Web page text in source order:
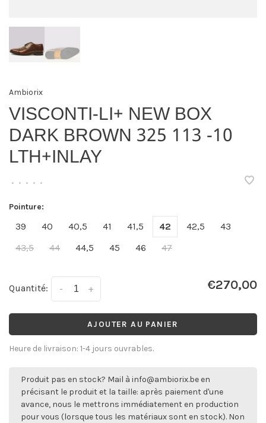
Ambiorix
VISCONTI-LI+ NEW BOX
DARK BROWN 325 113 -10
LTH+INLAY
• • • • •
Pointure:
39 40 40,5 41 41,5 42 42,5
43
43,5
44 44,5 45 46 47
Quantité: +
- €270,00
AJOUTER AU PANIER
Heure de livraison: 1-4 jours ouvrables.
Produit pas en stock? Mail à info@ambiorix.be en
précisant le produit et la taille: après paiement d'une
avance, nous le mettrons immédiatement en production
pour vous (lorsque tous les matériaux sont en stock). Non